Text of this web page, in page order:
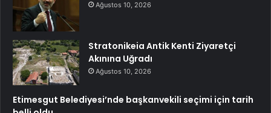
Ağustos 10, 2026
Stratonikeia Antik Kenti Ziyaretçi
Akınına Uğradı
Ağustos 10, 2026
Etimesgut Belediyesi’nde başkanvekili seçimi için tarih